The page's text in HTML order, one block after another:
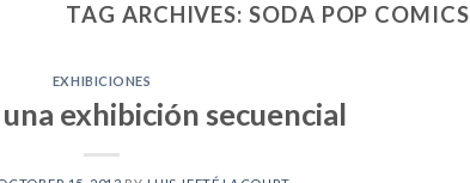
TAG ARCHIVES:SODA POP COMICS
EXHIBICIONES
exhibición secuencial